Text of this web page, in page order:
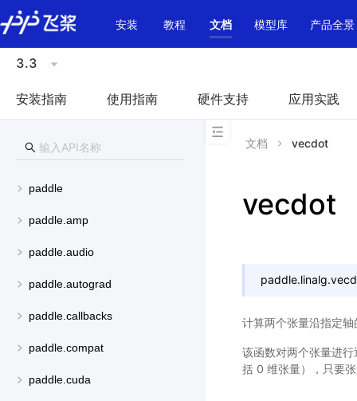
\u200E
安装
教程 文档 模型库 产品全景
3.3
安装指南 使用指南 硬件支持 应用实践
paddle
paddle.amp
paddle.audio
paddle.autograd
paddle.callbacks
paddle.compat
paddle.cuda
文档 vecdot
vecdot
paddle.linalg.
计算两个张量沿指定轴
该函数对两个张量进
括 0 维张量），只要